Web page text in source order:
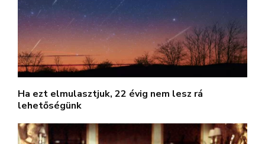
Ha ezt elmulasztjuk, 22 évig nem lesz rá
lehetőségünk